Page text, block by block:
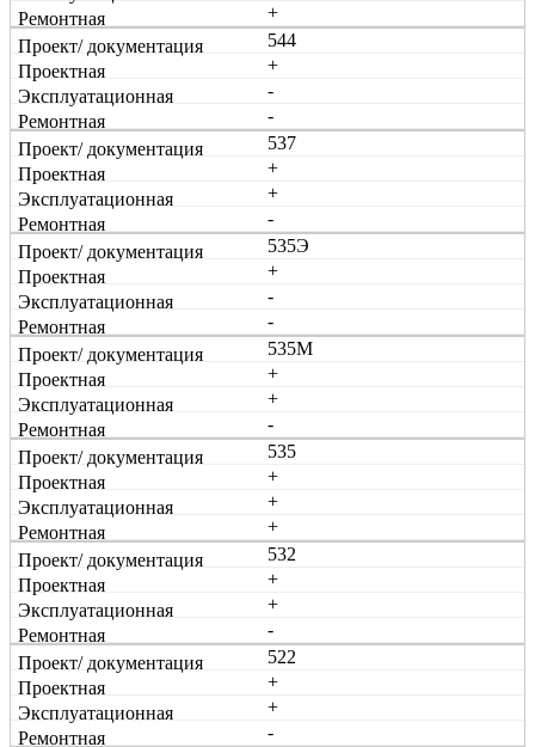
+
544
+
-
-
537
+
+
-
535Э
+
-
-
535М
+
+
-
535
+
+
+
532
+
+
-
522
+
+
-